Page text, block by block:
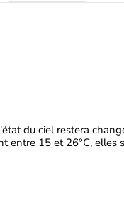
du ciel restera
entre 15 et 26°C, elles